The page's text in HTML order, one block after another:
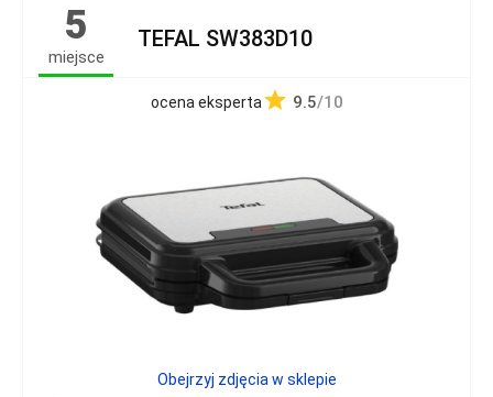
5
miejsce
TEFAL SW383D10
ocena eksperta 9.5/10
Obejrzyj zdjęcia w sklepie